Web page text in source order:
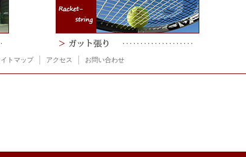
トマップ アクセス お問い合わせ